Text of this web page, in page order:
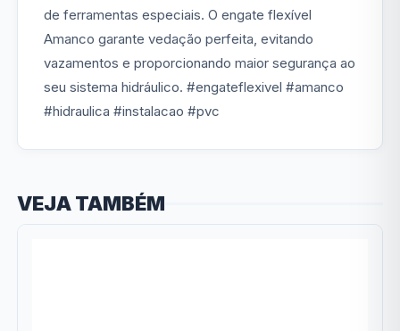
de ferramentas especiais. O engate flexível
Amanco garante vedação perfeita, evitando
vazamentos e proporcionando maior segurança ao
seu sistema hidráulico. #engateflexivel #amanco
#hidraulica #instalacao #pvc
VEJA TAMBÉM